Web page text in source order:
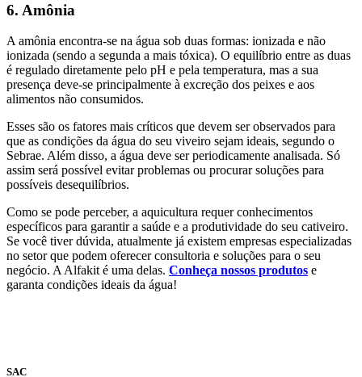
6. Amônia
A amônia encontra-se na água sob duas formas: ionizada e não
ionizada (sendo a segunda a mais tóxica). O equilíbrio entre as duas
é regulado diretamente pelo pH e pela temperatura, mas a sua
presença deve-se principalmente à excreção dos peixes e aos
alimentos não consumidos.
Esses são os fatores mais críticos que devem ser observados para
que as condições da água do seu viveiro sejam ideais, segundo o
Sebrae. Além disso, a água deve ser periodicamente analisada. Só
assim será possível evitar problemas ou procurar soluções para
possíveis desequilíbrios.
Como se pode perceber, a aquicultura requer conhecimentos
específicos para garantir a saúde e a produtividade do seu cativeiro.
Se você tiver dúvida, atualmente já existem empresas especializadas
no setor que podem oferecer consultoria e soluções para o seu
negócio. A Alfakit é uma delas. Conheça nossos produtos e
garanta condições ideais da água!
SAC